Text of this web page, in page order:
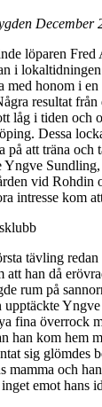
December
löparen
i
med honom i
resultat
låg i tiden och
Dessa
på att träna och
Yngve
vid Rohdin
intresse kom
tävling
att han då
rum på
fina överrock
han kom hem
sig glömdes
mamma och
emot hans